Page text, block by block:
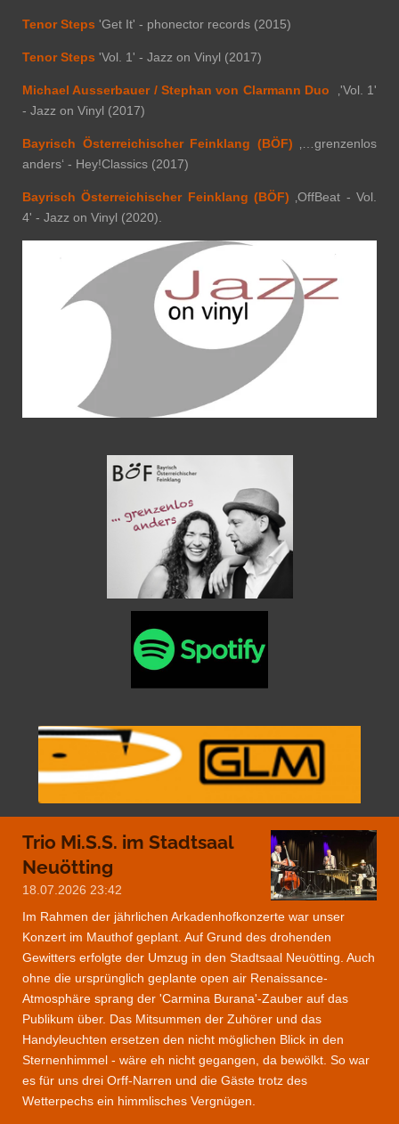
Tenor Steps 'Get It' - phonector records (2015)
Tenor Steps 'Vol. 1' - Jazz on Vinyl (2017)
Michael Ausserbauer / Stephan von Clarmann Duo
‚'Vol. 1'
- Jazz on Vinyl (2017)
Bayrisch Österreichischer Feinklang (BÖF) ‚…grenzenlos
anders‘ - Hey!Classics (2017)
Bayrisch Österreichischer Feinklang (BÖF) ‚OffBeat - Vol.
4' - Jazz on Vinyl (2020).
Trio Mi.S.S. im Stadtsaal
Neuötting
18.07.2026 23:42
Im Rahmen der jährlichen Arkadenhofkonzerte war unser
Konzert im Mauthof geplant. Auf Grund des drohenden
Gewitters erfolgte der Umzug in den Stadtsaal Neuötting. Auch
ohne die ursprünglich geplante open air Renaissance-
Atmosphäre sprang der 'Carmina Burana'-Zauber auf das
Publikum über. Das Mitsummen der Zuhörer und das
Handyleuchten ersetzen den nicht möglichen Blick in den
Sternenhimmel - wäre eh nicht gegangen, da bewölkt. So war
es für uns drei Orff-Narren und die Gäste trotz des
Wetterpechs ein himmlisches Vergnügen.